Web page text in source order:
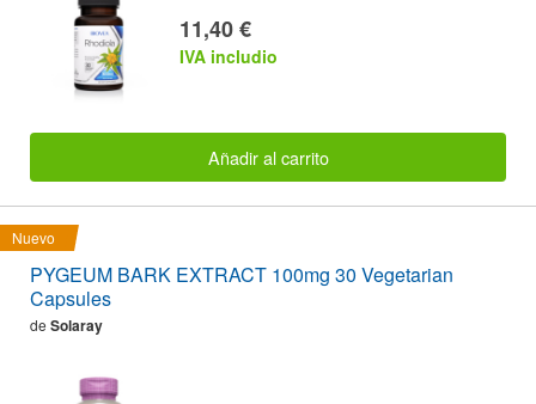
11,40 €
IVA includio
Añadir al carrito
Nuevo
PYGEUM BARK EXTRACT 100mg 30 Vegetarian
Capsules
de Solaray